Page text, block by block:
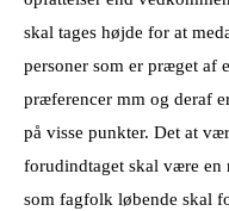
skal tages højde for at
personer som er præget af
præferencer mm og deraf
på visse punkter. Det at
forudindtaget skal være en
som fagfolk løbende skal